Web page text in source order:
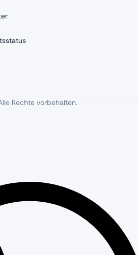
Rechte vorbehalten.